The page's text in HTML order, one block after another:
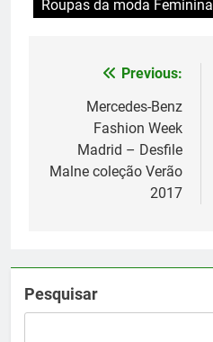
Roupas da moda Feminina
Navegação
Post
Previous:
Mercedes-Benz
Fashion Week
Madrid – Desfile
Malne coleção Verão
2017
Pesquisar